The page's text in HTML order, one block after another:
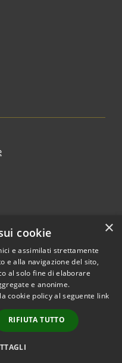
Copyright © 2026 • Comune di
Bardolino • Powered by
Municipium•
Accesso
redazione
×
cookie
e assimilati strettamente
e alla navigazione del sito,
al solo fine di elaborare
e anonime.
cookie policy al seguente link
RIFIUTA TUTTO